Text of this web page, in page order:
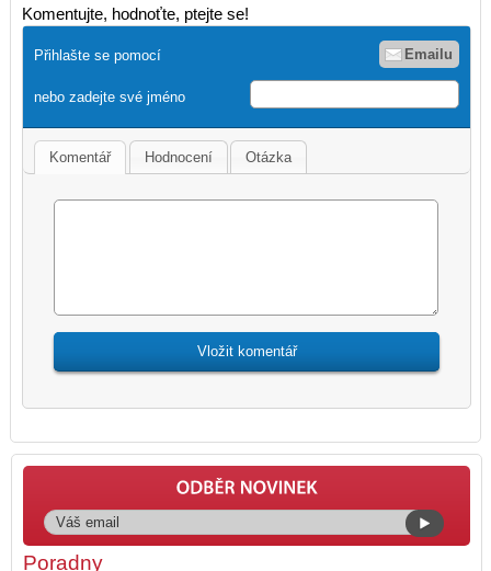
Komentujte, hodnoťte, ptejte se!
Přihlašte se pomocí Emailu
nebo zadejte své jméno
Komentář Hodnocení Otázka
Poradny